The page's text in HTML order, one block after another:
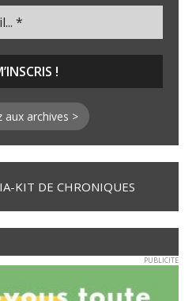
aux archives >
KIT DE CHRONIQUES
PUBLICITE